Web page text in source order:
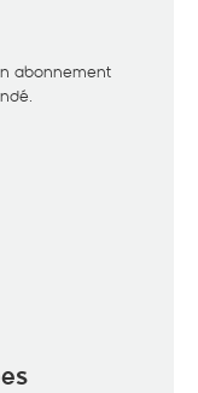
abonnement